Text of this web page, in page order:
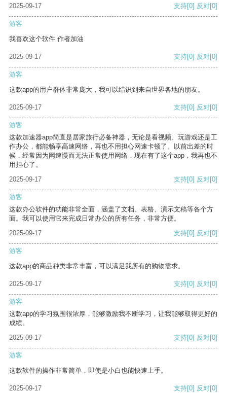
2025-09-17 支持[0] 反对[0]
游客
我喜欢这个软件 作者加油
2025-09-17 支持[0] 反对[0]
游客
这款app的用户群体非常庞大，我可以结识到来自世界各地的朋友。
2025-09-17 支持[0] 反对[0]
游客
这款加速器app简直是居家旅行必备神器，无论是看视频、玩游戏还是工
作办公，都能畅享高速网络，再也不用担心网速卡顿了。以前出差的时
候，经常因为网速慢而无法正常使用网络，现在有了这个app，我再也不
用担心了。
2025-09-17
支持[0] 反对[0]
游客
这款办公软件的功能非常全面，涵盖了文档、表格、演示文稿等各个方
面。我可以使用它来完成日常办公的所有任务，非常方便。
2025-09-17
支持[0] 反对[0]
游客
这款app的商品种类非常丰富，可以满足我所有的购物需求。
2025-09-17 支持[0] 反对[0]
游客
这款app的学习氛围很浓厚，能够激励我不断学习，让我能够取得更好的
成绩。
2025-09-17
支持[0] 反对[0]
游客
这款软件的操作非常简单，即使是小白也能快速上手。
2025-09-17 支持[0] 反对[0]